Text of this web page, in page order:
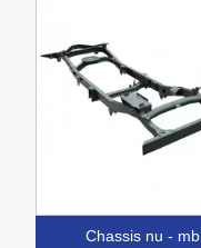
chassis nu - mb